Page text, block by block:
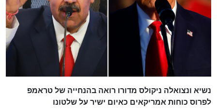
נשיא ונצואלה ניקולס מדורו רואה בהנחייה של טראמפ
לפרוס כוחות אמריקאים כאיום ישיר על שלטונו